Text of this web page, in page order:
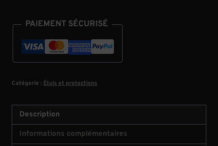
PAIEMENT SÉCURISÉ
Catégorie : Étuis et protections
Description
Informations complémentaires